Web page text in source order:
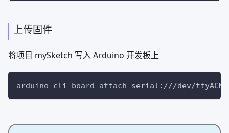
上传固件
将项目 mySketch 写入 Arduino 开发板上
arduino-cli board attach serial:///dev/ttyACM0